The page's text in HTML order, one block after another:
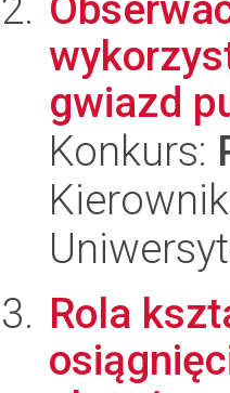
gwiazd
Konkurs:
Rola